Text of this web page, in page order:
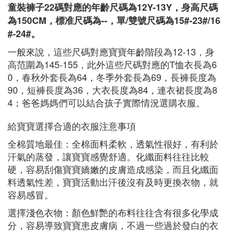
童裝褲子22碼對應的年齡尺碼為12Y-13Y，身高尺碼
為150CM，標准尺碼為--，單/雙號尺碼為15#-23#/16
#-24#。
一般來說，這些尺碼對應寶寶年齡階段為12-13，身
高范圍為145-155，此外這些尺碼對應的T恤衣長為6
0，春秋外套長為64，冬季外套長為69，長褲長度為
90，短褲長度為36，大衣長度為84，連衣裙長度為8
4；爸爸媽媽們可以結合孩子實際情況選購衣服。
給寶寶選擇合適的衣服注意事項
全棉質地最佳：全棉面料柔軟，透氣性很好，有利於
汗氣的蒸發，讓寶寶感覺舒適。化纖面料往往比較
硬，容易刮傷寶寶嬌嫩的皮膚造成感染，而且化纖面
料透氣性差，寶寶活動出汗後沒有及時更換衣物，就
容易感冒。
選擇淺色衣物：顏色鮮艷的布料往往含有很多化學成
分，容易導致寶寶患皮膚病，不過一些過於發白的衣